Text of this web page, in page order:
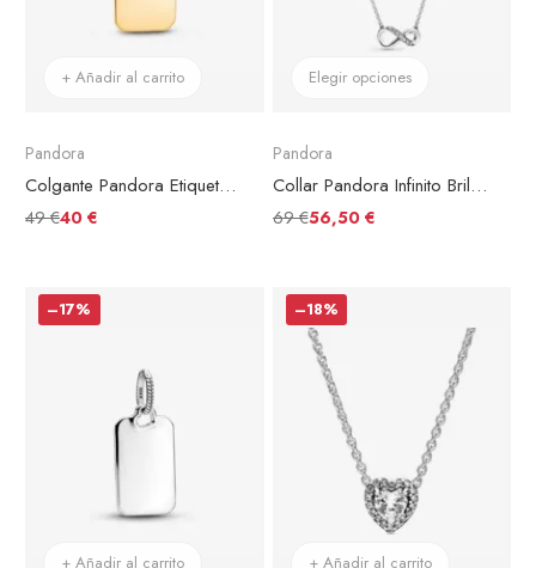
+ Añadir al carrito
Pandora
Colgante Pandora Etiqueta Rectangular Grabable
49 €40 €
Elegir opciones
Pandora
Collar Pandora Infinito Brillante
69 €56,50 €
–17%
+ Añadir al carrito
–18%
+ Añadir al carrito